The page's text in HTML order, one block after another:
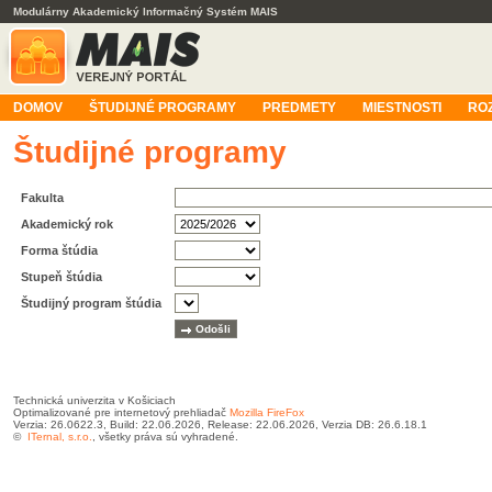
Modulárny Akademický Informačný Systém MAIS
DOMOV ŠTUDIJNÉ PROGRAMY PREDMETY MIESTNOSTI
Študijné programy
Fakulta
Akademický rok
Forma štúdia
Stupeň štúdia
Študijný program štúdia
Technická univerzita v Košiciach
Optimalizované pre internetový prehliadač Mozilla FireFox
Verzia: 26.0622.3, Build: 22.06.2026, Release: 22.06.2026, Verzia DB: 26.6.18.1
© ITernal, s.r.o. , všetky práva sú vyhradené.